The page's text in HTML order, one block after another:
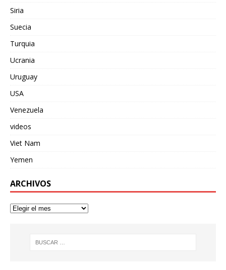
Siria
Suecia
Turquia
Ucrania
Uruguay
USA
Venezuela
videos
Viet Nam
Yemen
ARCHIVOS